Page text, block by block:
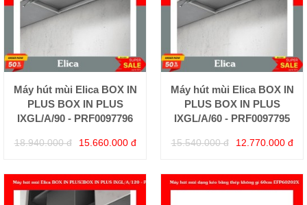
Máy hút mùi Elica BOX IN
PLUS BOX IN PLUS
IXGL/A/90 - PRF0097796
18.940.000 đ 15.660.000 đ
Máy hút mùi Elica BOX IN
PLUS BOX IN PLUS
IXGL/A/60 - PRF0097795
15.540.000 đ 12.770.000 đ